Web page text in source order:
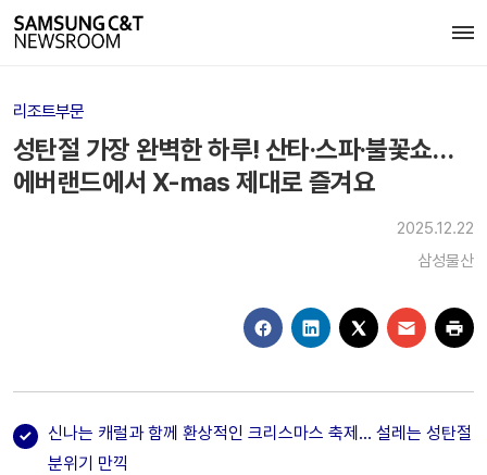
리조트부문
성탄절 가장 완벽한 하루! 산타·스파·불꽃쇼…
에버랜드에서 X-mas 제대로 즐겨요
2025.12.22
삼성물산
신나는 캐럴과 함께 환상적인 크리스마스 축제… 설레는 성탄절
분위기 만끽